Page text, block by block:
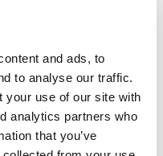
and ads, to
to analyse our traffic.
your use of our site with
analytics partners who
that you’ve
面粗糙度，有时可达10倍，
的类型、设计和初始状态。
与OEM，代工厂，最近的
刻的应用程序中提供最佳效
益于Extrude Hone的AFM